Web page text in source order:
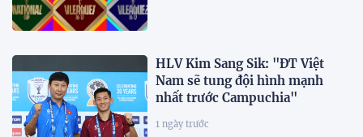
HLV Kim Sang Sik: "ĐT Việt
Nam sẽ tung đội hình mạnh
nhất trước Campuchia"
1 ngày trước